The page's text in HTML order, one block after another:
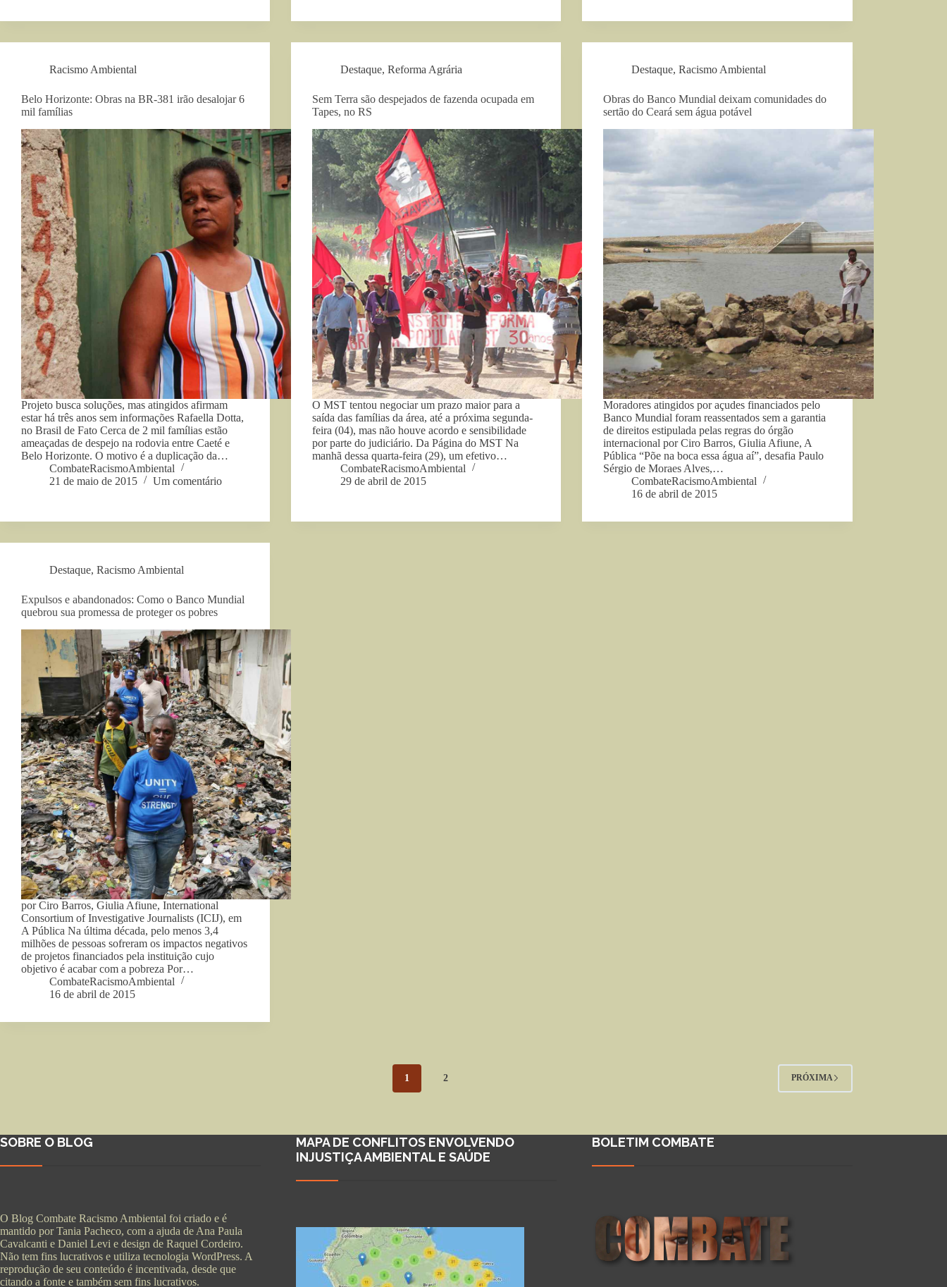
Racismo Ambiental
Belo Horizonte: Obras na BR-381 irão desalojar 6
mil famílias
Projeto busca soluções, mas atingidos afirmam
estar há três anos sem informações Rafaella Dotta,
no Brasil de Fato Cerca de 2 mil famílias estão
ameaçadas de despejo na rodovia entre Caeté e
Belo Horizonte. O motivo é a duplicação da…
CombateRacismoAmbiental
21 de maio de 2015
Um comentário
Destaque,Reforma Agrária
Sem Terra são despejados de fazenda ocupada em
Tapes, no RS
O MST tentou negociar um prazo maior para a
saída das famílias da área, até a próxima segunda-
feira (04), mas não houve acordo e sensibilidade
por parte do judiciário. Da Página do MST Na
manhã dessa quarta-feira (29), um efetivo…
CombateRacismoAmbiental
29 de abril de 2015
Destaque,Racismo Ambiental
Obras do Banco Mundial deixam comunidades do
sertão do Ceará sem água potável
Moradores atingidos por açudes financiados pelo
Banco Mundial foram reassentados sem a garantia
de direitos estipulada pelas regras do órgão
internacional por Ciro Barros, Giulia Afiune, A
Pública “Põe na boca essa água aí”, desafia Paulo
Sérgio de Moraes Alves,…
CombateRacismoAmbiental
16 de abril de 2015
Destaque, Racismo Ambiental
Expulsos e abandonados: Como o Banco Mundial
quebrou sua promessa de proteger os pobres
por Ciro Barros, Giulia Afiune, International
Consortium of Investigative Journalists (ICIJ), em
A Pública Na última década, pelo menos 3,4
milhões de pessoas sofreram os impactos negativos
de projetos financiados pela instituição cujo
objetivo é acabar com a pobreza Por…
CombateRacismoAmbiental
16 de abril de 2015
1 2 PRÓXIMA
SOBRE O BLOG
O Blog Combate Racismo Ambiental foi criado e é
mantido por Tania Pacheco, com a ajuda de Ana Paula
Cavalcanti e Daniel Levi e design de Raquel Cordeiro.
Não tem fins lucrativos e utiliza tecnologia WordPress. A
reprodução de seu conteúdo é incentivada, desde que
citando a fonte e também sem fins lucrativos.
MAPA DE CONFLITOS ENVOLVENDO
INJUSTIÇA AMBIENTAL E SAÚDE
BOLETIM COMBATE